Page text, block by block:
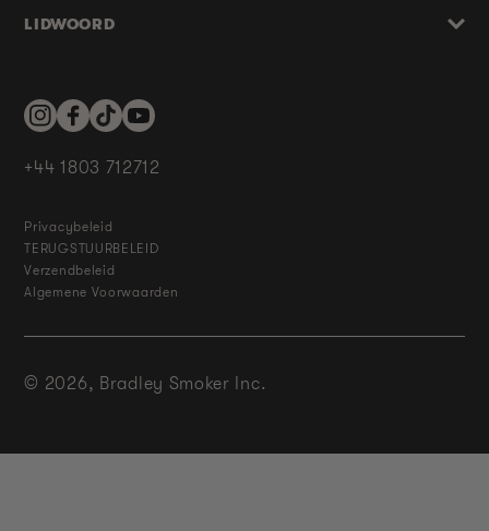
LIDWOORD
InstagramFacebookTikTokYouTube
+44 1803 712712
Privacybeleid
TERUGSTUURBELEID
Verzendbeleid
Algemene Voorwaarden
© 2026, Bradley Smoker Inc.